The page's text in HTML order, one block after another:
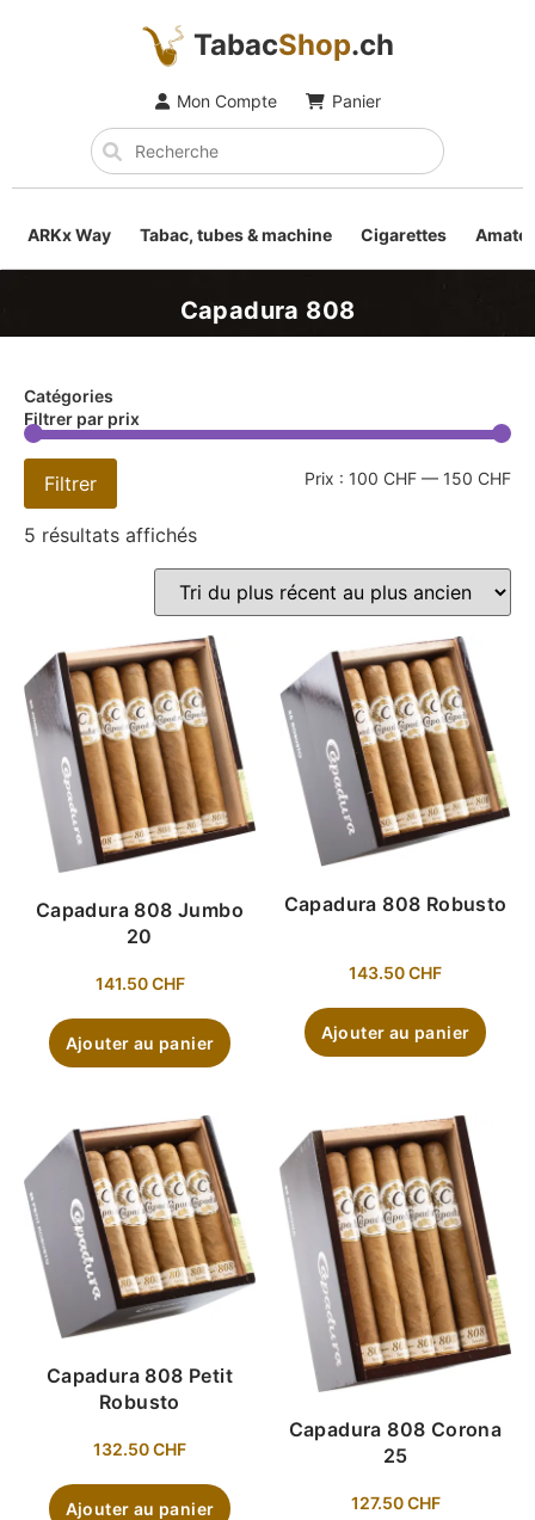
TabacShop.ch
Mon Compte Panier
ARKx Way Tabac, tubes & machine Cigarettes
Capadura 808
Catégories
Filtrer par prix
Filtrer Prix : 100 CHF — 150 CHF
5 résultats affichés
Capadura 808 Jumbo
20
141.50CHF
Ajouter au panier
Capadura 808 Robusto
143.50CHF
Ajouter au panier
Capadura 808 Petit
Robusto
132.50CHF
Ajouter au panier
Capadura 808 Corona
25
127.50CHF